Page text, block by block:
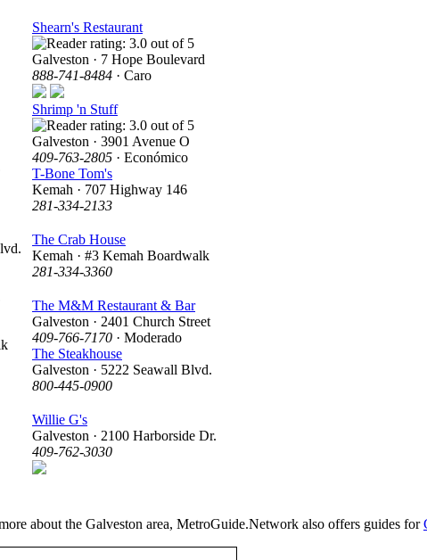
Shearn's Restaurant
Galveston · 7 Hope Boulevard
888-741-8484 · Caro
Shrimp 'n Stuff
Galveston · 3901 Avenue O
409-763-2805 · Económico
T-Bone Tom's
Kemah · 707 Highway 146
281-334-2133
The Crab House
Kemah · #3 Kemah Boardwalk
281-334-3360
The M&M Restaurant & Bar
Galveston · 2401 Church Street
409-766-7170 · Moderado
The Steakhouse
Galveston · 5222 Seawall Blvd.
800-445-0900
Willie G's
Galveston · 2100 Harborside Dr.
409-762-3030
about the Galveston area, MetroGuide.Network also offers guides for